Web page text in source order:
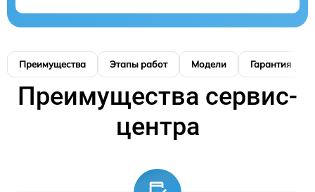
Преимущества Этапы работ Модели Гарантия
Преимущества сервис-
центра